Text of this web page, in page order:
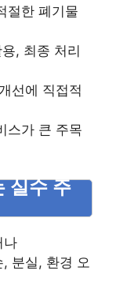
절한 폐기물
, 최종 처리
선에 직접적
스가 큰 주목
실수 주
나
분실, 환경 오